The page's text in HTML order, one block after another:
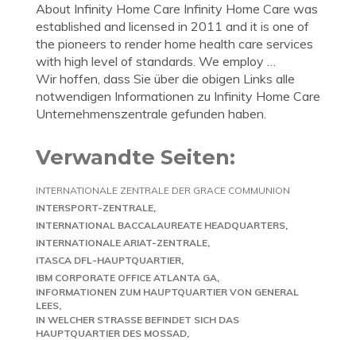
About Infinity Home Care Infinity Home Care was
established and licensed in 2011 and it is one of
the pioneers to render home health care services
with high level of standards. We employ …
Wir hoffen, dass Sie über die obigen Links alle
notwendigen Informationen zu Infinity Home Care
Unternehmenszentrale gefunden haben.
Verwandte Seiten:
INTERNATIONALE ZENTRALE DER GRACE COMMUNION
INTERSPORT-ZENTRALE
INTERNATIONAL BACCALAUREATE HEADQUARTERS
INTERNATIONALE ARIAT-ZENTRALE
ITASCA DFL-HAUPTQUARTIER
IBM CORPORATE OFFICE ATLANTA GA
INFORMATIONEN ZUM HAUPTQUARTIER VON GENERAL
LEES
IN WELCHER STRASSE BEFINDET SICH DAS H
AUPTQUARTIER DES MOSSAD